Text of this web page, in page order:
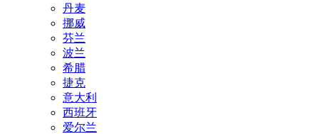
丹麦
挪威
芬兰
波兰
希腊
捷克
意大利
西班牙
爱尔兰